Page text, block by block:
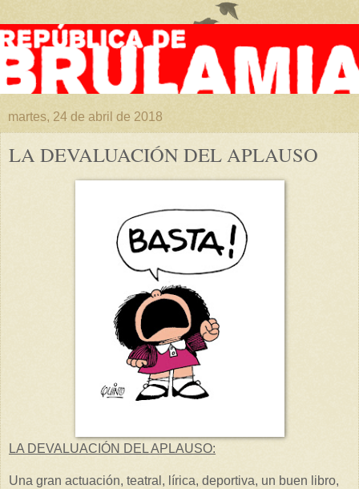
martes, 24 de abril de 2018
LA DEVALUACIÓN DEL APLAUSO
LA DEVALUACIÓN DEL APLAUSO:
Una gran actuación, teatral, lírica, deportiva, un buen libro,